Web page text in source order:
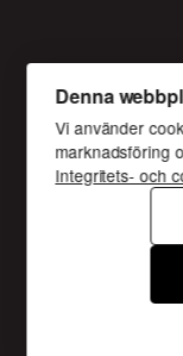
Box 14038 167
Denna
Vi använder
marknadsföring
Integritets- och